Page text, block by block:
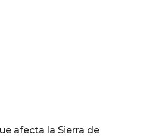
afecta la Sierra de